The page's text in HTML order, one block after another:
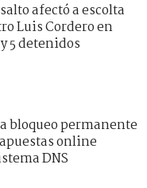
afectó a escolta
Luis Cordero en
5 detenidos
bloqueo permanente
online
DNS